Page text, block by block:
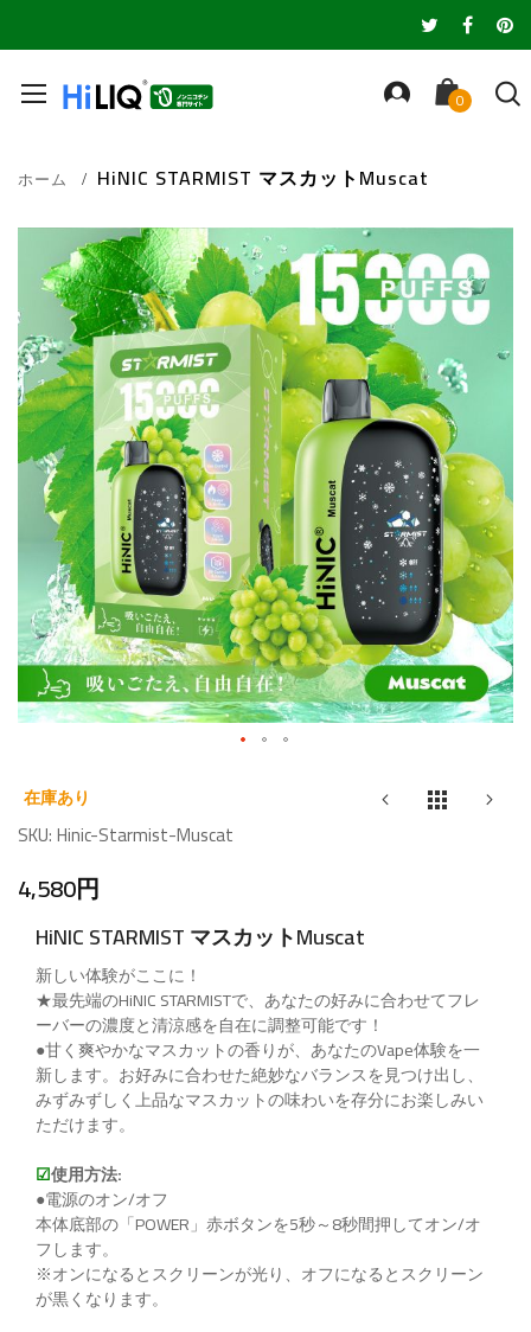
ホーム
HiNIC STARMIST マスカットMuscat
the
end
of
the
images
gallery
to
the
of
images
gallery
在庫あり
SKU Hinic-Starmist-Muscat
4,580円
HiNIC STARMIST マスカットMuscat
新しい体験がここに！
★最先端のHiNIC STARMISTで、あなたの好みに合わせてフレ
ーバーの濃度と清涼感を自在に調整可能です！
●甘く爽やかなマスカットの香りが、あなたのVape体験を一
新します。お好みに合わせた絶妙なバランスを見つけ出し、
みずみずしく上品なマスカットの味わいを存分にお楽しみい
ただけます。
☑使用方法:
●電源のオン/オフ
本体底部の「POWER」赤ボタンを5秒～8秒間押してオン/オ
フします。
※オンになるとスクリーンが光り、オフになるとスクリーン
が黒くなります。